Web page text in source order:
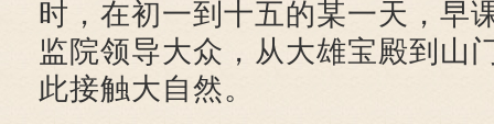
时，在初一到十五的某一天，早
监院领导大众，从大雄宝殿到山
此接触大自然。